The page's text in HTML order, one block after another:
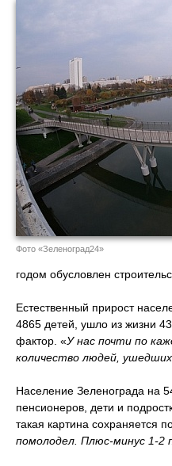
Фото «Зеленоград24»
годом обусловлен
Естественный прирост
4865 детей, ушло из жизни
фактор. «У нас почти по
количество людей,
Население Зеленограда на
пенсионеров, дети и
такая картина сохраняется
помолодел. Плюс-минус 1-2